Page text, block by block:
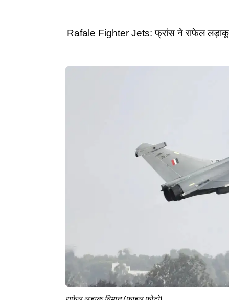
Rafale Fighter Jets: फ्रांस ने राफेल लड़ाकू